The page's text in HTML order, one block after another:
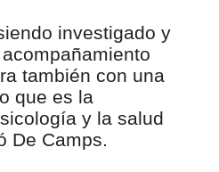
investigado y
también con una
que es la
y la salud
De Camps.